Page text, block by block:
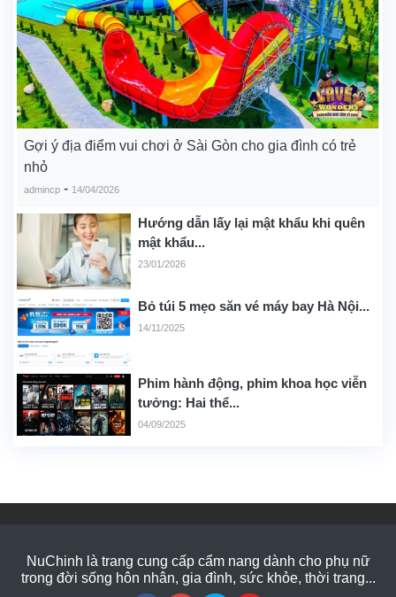
Gợi ý địa điểm vui chơi ở Sài Gòn cho gia đình có trẻ
nhỏ
admincp - 14/04/2026
Hướng dẫn lấy lại mật khẩu khi quên
mật khẩu...
23/01/2026
Bỏ túi 5 mẹo săn vé máy bay Hà Nội...
14/11/2025
Phim hành động, phim khoa học viễn
tưởng: Hai thể...
04/09/2025
NuChinh là trang cung cấp cẩm nang dành cho phụ nữ
trong đời sống hôn nhân, gia đình, sức khỏe, thời trang...